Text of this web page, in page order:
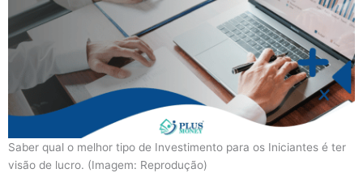
Saber qual o melhor tipo de Investimento para os Iniciantes é ter
visão de lucro. (Imagem: Reprodução)